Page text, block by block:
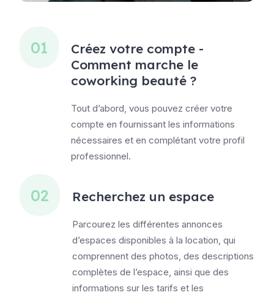
01
Créez votre compte -
Comment marche le
coworking beauté ?
Tout d’abord, vous pouvez créer votre
compte en fournissant les informations
nécessaires et en complétant votre profil
professionnel.
02 Recherchez un espace
Parcourez les différentes annonces
d’espaces disponibles à la location, qui
comprennent des photos, des descriptions
complètes de l’espace, ainsi que des
informations sur les tarifs et les